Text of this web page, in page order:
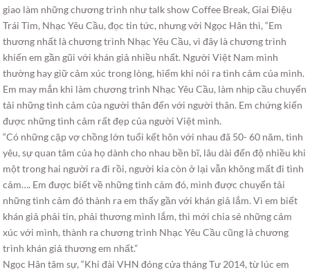
giao làm những chương trình như talk show Coffee Break, Giai Điệu
Trái Tim, Nhạc Yêu Cầu, đọc tin tức, nhưng với Ngọc Hân thì, “Em
thương nhất là chương trình Nhạc Yêu Cầu, vì đây là chương trình
khiến em gần gũi với khán giả nhiều nhất. Người Việt Nam mình
thường hay giữ cảm xúc trong lòng, hiếm khi nói ra tình cảm của mình.
Em may mắn khi làm chương trình Nhạc Yêu Cầu, làm nhịp cầu chuyển
tải những tình cảm của người thân đến với người thân. Em chứng kiến
được những tình cảm rất đẹp của người Việt mình.
“Có những cặp vợ chồng lớn tuổi kết hôn với nhau đã 50- 60 năm, tình
yêu, sự quan tâm của họ dành cho nhau bền bĩ, lâu dài đến độ nhiều khi
một trong hai người ra đi rồi, người kia còn ở lại vẫn không mất đi tình
cảm…. Em được biết về những tình cảm đó, mình được chuyển tải
những tình cảm đó thành ra em thấy gần với khán giả lắm. Vì em biết
khán giả phải tin, phải thương mình lắm, thì mới chia sẻ những cảm
xúc với mình, thành ra chương trình Nhạc Yêu Cầu cũng là chương
trình khán giả thương em nhất.”
Ngọc Hân tâm sự, “Khi đài VHN đóng cửa tháng Tư 2014, từ lúc em